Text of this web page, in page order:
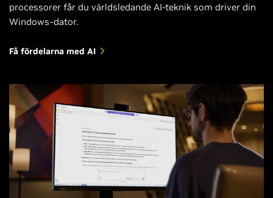
processorer får du världsledande AI-teknik som driver din
Windows-dator.
Få fördelarna med AI